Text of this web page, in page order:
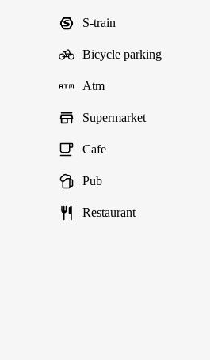
S-train
Bicycle parking
Atm
Supermarket
Cafe
Pub
Restaurant